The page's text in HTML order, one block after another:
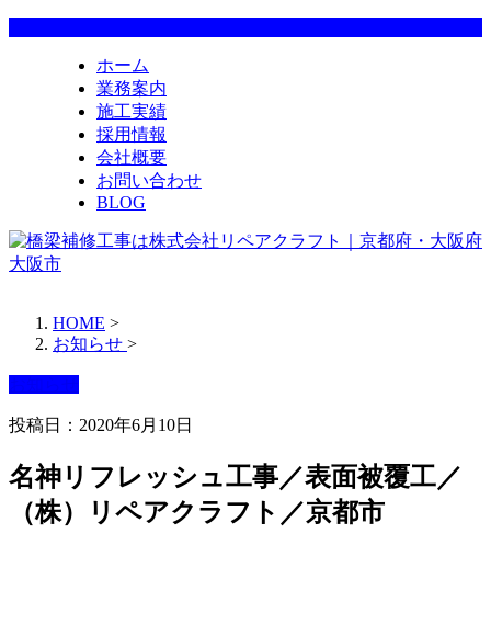
ホーム
業務案内
施工実績
採用情報
会社概要
お問い合わせ
BLOG
HOME >
お知らせ >
投稿日：2020年6月10日
名神リフレッシュ工事／表面被覆工／
（株）リペアクラフト／京都市